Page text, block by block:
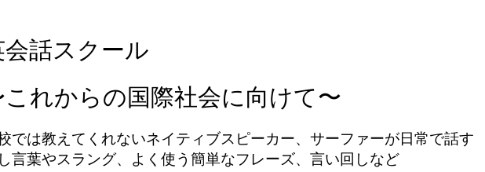
会話スクール
これからの国際社会に向けて〜
では教えてくれないネイティブスピーカー、サーファーが日常で話す
言葉やスラング、 よく使う簡単なフレーズ、言い回しなど